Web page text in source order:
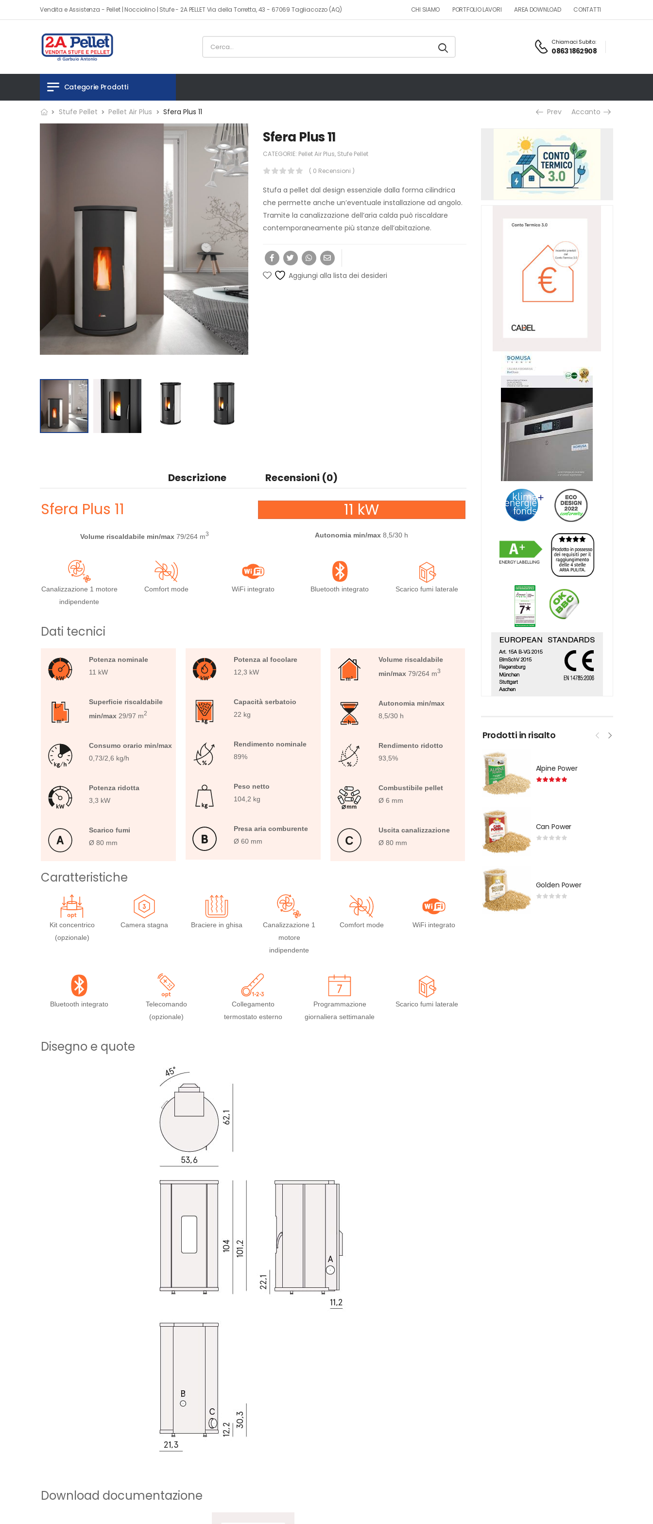
Vendita e Assistenza - Pellet | Nocciolino | Stufe - 2A PELLET Via della Torretta, 43 - 67069 Tagliacozzo (AQ) CHI SIAMO PORTFOLIO LAVORI AREA DOWNLOAD CONTATTI
Chiamaci Subito:
0863 1862908
Categorie Prodotti
Stufe Pellet Pellet Air Plus Sfera Plus 11 Prev Accanto
Sfera Plus 11
CATEGORIE: Pellet Air Plus, Stufe Pellet
( 0 Recensioni )
Stufa a pellet dal design essenziale dalla forma cilindrica
che permette anche un’eventuale installazione ad angolo.
Tramite la canalizzazione dell’aria calda può riscaldare
contemporaneamente più stanze dell’abitazione.
Aggiungi alla lista dei desideri
Descrizione Recensioni (0)
Sfera Plus 11 11 kW
Volume riscaldabile min/max 79/264 m3 Autonomia min/max8,5/30 h
Canalizzazione 1 motore
indipendente
Comfort mode WiFi integrato Bluetooth integrato Scarico fumi laterale
Dati tecnici
Potenza nominale
11 kW
Superficie riscaldabile
min/max 29/97 m2
Consumo orario min/max
0,73/2,6 kg/h
Potenza ridotta
3,3 kW
Scarico fumi
Ø 80 mm
Potenza al focolare
12,3 kW
Capacità serbatoio
22 kg
Rendimento nominale
89%
Peso netto
104,2 kg
Presa aria comburente
Ø 60 mm
Volume riscaldabile
min/max 79/264 m3
Autonomia min/max
8,5/30 h
Rendimento ridotto
93,5%
Combustibile pellet
Ø 6 mm
Uscita canalizzazione
Ø 80 mm
Caratteristiche
Kit concentrico
(opzionale)
Camera stagna Braciere in ghisa
Canalizzazione 1
motore
indipendente
Comfort mode WiFi integrato
Bluetooth integrato
Telecomando
(opzionale)
Collegamento
termostato esterno
Programmazione
giornaliera settimanale
Scarico fumi laterale
Disegno e quote
Download documentazione
Prodotti in risalto
Alpine Power
Can Power
Golden Power